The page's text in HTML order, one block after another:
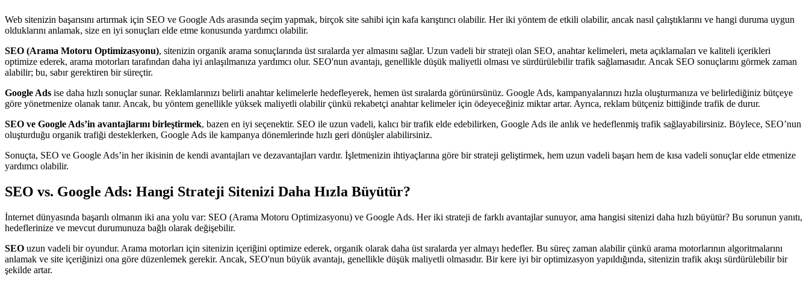
Web sitenizin başarısını artırmak için SEO ve Google Ads arasında seçim yapmak, birçok site sahibi için kafa karıştırıcı olabilir. Her iki yöntem de etkili olabilir, ancak nasıl çalıştıklarını ve hangi duruma uygun
olduklarını anlamak, size en iyi sonuçları elde etme konusunda yardımcı olabilir.
SEO (Arama Motoru Optimizasyonu), sitenizin organik arama sonuçlarında üst sıralarda yer almasını sağlar. Uzun vadeli bir strateji olan SEO, anahtar kelimeleri, meta açıklamaları ve kaliteli içerikleri
optimize ederek, arama motorları tarafından daha iyi anlaşılmanıza yardımcı olur. SEO'nun avantajı, genellikle düşük maliyetli olması ve sürdürülebilir trafik sağlamasıdır. Ancak SEO sonuçlarını görmek zaman
alabilir; bu, sabır gerektiren bir süreçtir.
Google Ads ise daha hızlı sonuçlar sunar. Reklamlarınızı belirli anahtar kelimelerle hedefleyerek, hemen üst sıralarda görünürsünüz. Google Ads, kampanyalarınızı hızla oluşturmanıza ve belirlediğiniz bütçeye
göre yönetmenize olanak tanır. Ancak, bu yöntem genellikle yüksek maliyetli olabilir çünkü rekabetçi anahtar kelimeler için ödeyeceğiniz miktar artar. Ayrıca, reklam bütçeniz bittiğinde trafik de durur.
SEO ve Google Ads’in avantajlarını birleştirmek, bazen en iyi seçenektir. SEO ile uzun vadeli, kalıcı bir trafik elde edebilirken, Google Ads ile anlık ve hedeflenmiş trafik sağlayabilirsiniz. Böylece, SEO’nun
oluşturduğu organik trafiği desteklerken, Google Ads ile kampanya dönemlerinde hızlı geri dönüşler alabilirsiniz.
Sonuçta, SEO ve Google Ads’in her ikisinin de kendi avantajları ve dezavantajları vardır. İşletmenizin ihtiyaçlarına göre bir strateji geliştirmek, hem uzun vadeli başarı hem de kısa vadeli sonuçlar elde etmenize
yardımcı olabilir.
SEO vs. Google Ads: Hangi Strateji Sitenizi Daha Hızla Büyütür?
İnternet dünyasında başarılı olmanın iki ana yolu var: SEO (Arama Motoru Optimizasyonu) ve Google Ads. Her iki strateji de farklı avantajlar sunuyor, ama hangisi sitenizi daha hızlı büyütür? Bu sorunun yanıtı,
hedeflerinize ve mevcut durumunuza bağlı olarak değişebilir.
SEO uzun vadeli bir oyundur. Arama motorları için sitenizin içeriğini optimize ederek, organik olarak daha üst sıralarda yer almayı hedefler. Bu süreç zaman alabilir çünkü arama motorlarının algoritmalarını
anlamak ve site içeriğinizi ona göre düzenlemek gerekir. Ancak, SEO'nun büyük avantajı, genellikle düşük maliyetli olmasıdır. Bir kere iyi bir optimizasyon yapıldığında, sitenizin trafik akışı sürdürülebilir bir
şekilde artar.